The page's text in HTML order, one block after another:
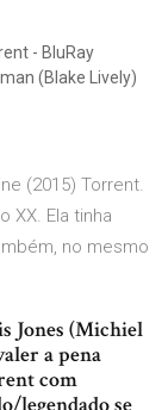
- BluRay
(Blake Lively)
(2015) Torrent.
XX. Ela tinha
no mesmo
Jones (Michiel
a pena
com